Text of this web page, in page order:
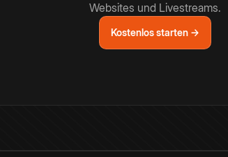
Websites und Livestreams.
Kostenlos starten →